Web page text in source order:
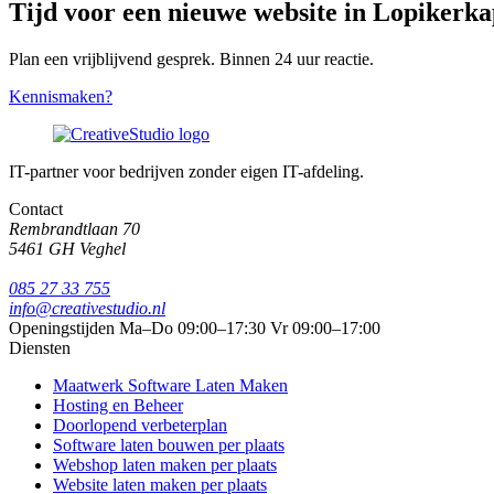
Tijd voor een nieuwe website in
Plan een vrijblijvend gesprek. Binnen 24 uur reactie.
Kennismaken?
IT-partner voor bedrijven zonder eigen IT-afdeling.
Contact
Rembrandtlaan 70
5461 GH Veghel
085 27 33 755
info@creativestudio.nl
Openingstijden Ma–Do 09:00–17:30 Vr 09:00–17:00
Diensten
Maatwerk Software Laten Maken
Hosting en Beheer
Doorlopend verbeterplan
Software laten bouwen per plaats
Webshop laten maken per plaats
Website laten maken per plaats